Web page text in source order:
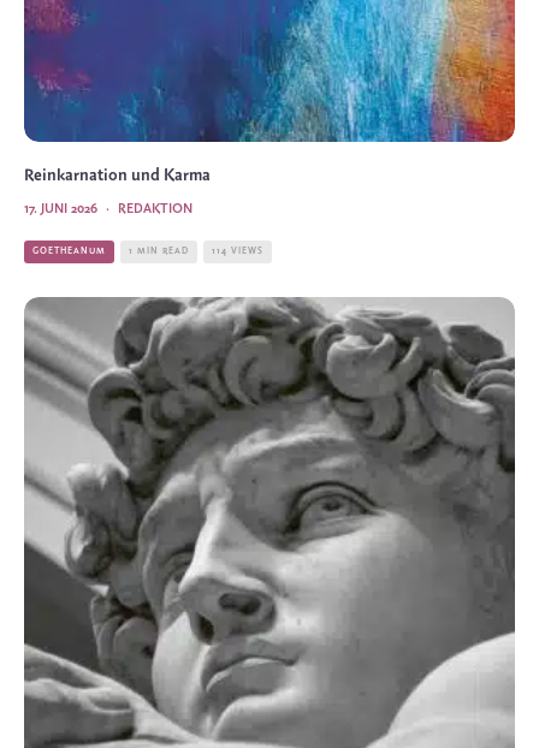
Reinkarnation und Karma
REDAKTION
·
17. JUNI 2026
GOETHEANUM 1 MIN READ 114 VIEWS